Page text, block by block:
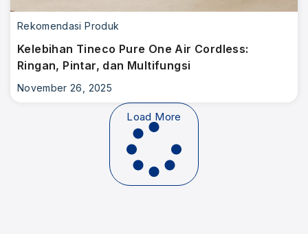
Rekomendasi Produk
Kelebihan Tineco Pure One Air Cordless:
Ringan, Pintar, dan Multifungsi
November 26, 2025
Load More